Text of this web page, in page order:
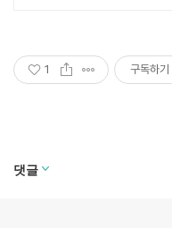
1 구독하기
댓글